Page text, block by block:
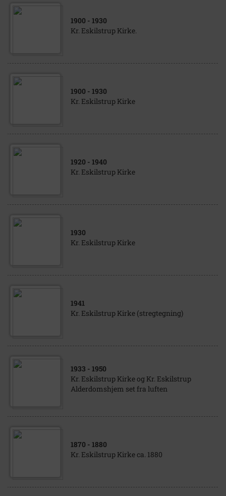
1900 - 1930
Kr. Eskilstrup Kirke.
1900 - 1930
Kr. Eskilstrup Kirke
1920 - 1940
Kr. Eskilstrup Kirke
1930
Kr. Eskilstrup Kirke
1941
Kr. Eskilstrup Kirke (stregtegning)
1933 - 1950
Kr. Eskilstrup Kirke og Kr. Eskilstrup
Alderdomshjem set fra luften
1870 - 1880
Kr. Eskilstrup Kirke ca. 1880